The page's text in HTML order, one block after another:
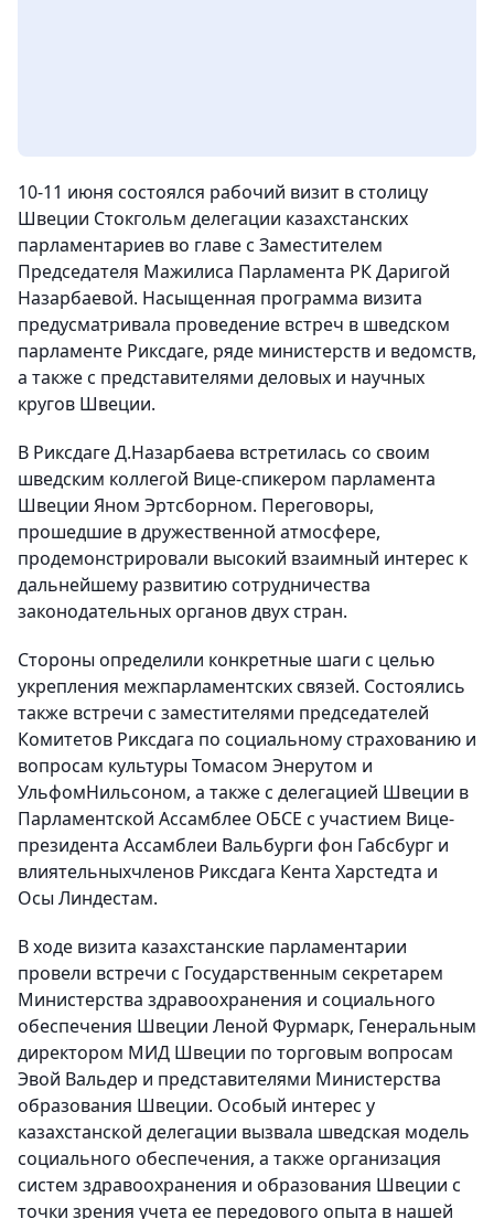
10-11 июня состоялся рабочий визит в столицу
Швеции Стокгольм делегации казахстанских
парламентариев во главе с Заместителем
Председателя Мажилиса Парламента РК Даригой
Назарбаевой. Насыщенная программа визита
предусматривала проведение встреч в шведском
парламенте Риксдаге, ряде министерств и ведомств,
а также с представителями деловых и научных
кругов Швеции.
В Риксдаге Д.Назарбаева встретилась со своим
шведским коллегой Вице-спикером парламента
Швеции Яном Эртсборном. Переговоры,
прошедшие в дружественной атмосфере,
продемонстрировали высокий взаимный интерес к
дальнейшему развитию сотрудничества
законодательных органов двух стран.
Стороны определили конкретные шаги с целью
укрепления межпарламентских связей. Состоялись
также встречи с заместителями председателей
Комитетов Риксдага по социальному страхованию и
вопросам культуры Томасом Энерутом и
УльфомНильсоном, а также с делегацией Швеции в
Парламентской Ассамблее ОБСЕ с участием Вице-
президента Ассамблеи Вальбурги фон Габсбург и
влиятельныхчленов Риксдага Кента Харстедта и
Осы Линдестам.
В ходе визита казахстанские парламентарии
провели встречи с Государственным секретарем
Министерства здравоохранения и социального
обеспечения Швеции Леной Фурмарк, Генеральным
директором МИД Швеции по торговым вопросам
Эвой Вальдер и представителями Министерства
образования Швеции. Особый интерес у
казахстанской делегации вызвала шведская модель
социального обеспечения, а также организация
систем здравоохранения и образования Швеции с
точки зрения учета ее передового опыта в нашей